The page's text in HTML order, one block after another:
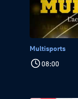
Multisports
08:00